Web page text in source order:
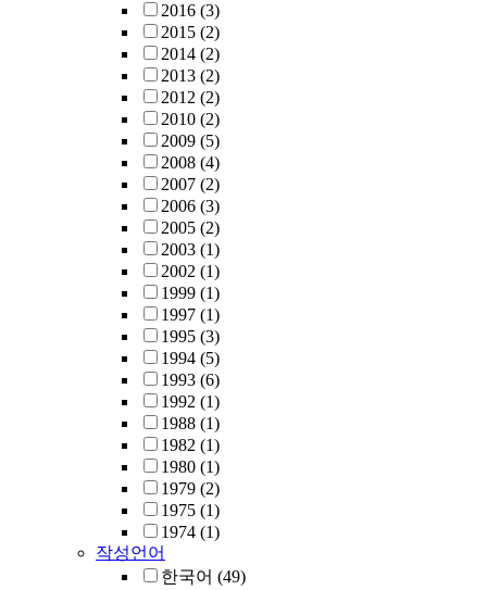
2016 (3)
2015 (2)
2014 (2)
2013 (2)
2012 (2)
2010 (2)
2009 (5)
2008 (4)
2007 (2)
2006 (3)
2005 (2)
2003 (1)
2002 (1)
1999 (1)
1997 (1)
1995 (3)
1994 (5)
1993 (6)
1992 (1)
1988 (1)
1982 (1)
1980 (1)
1979 (2)
1975 (1)
1974 (1)
작성언어
한국어 (49)